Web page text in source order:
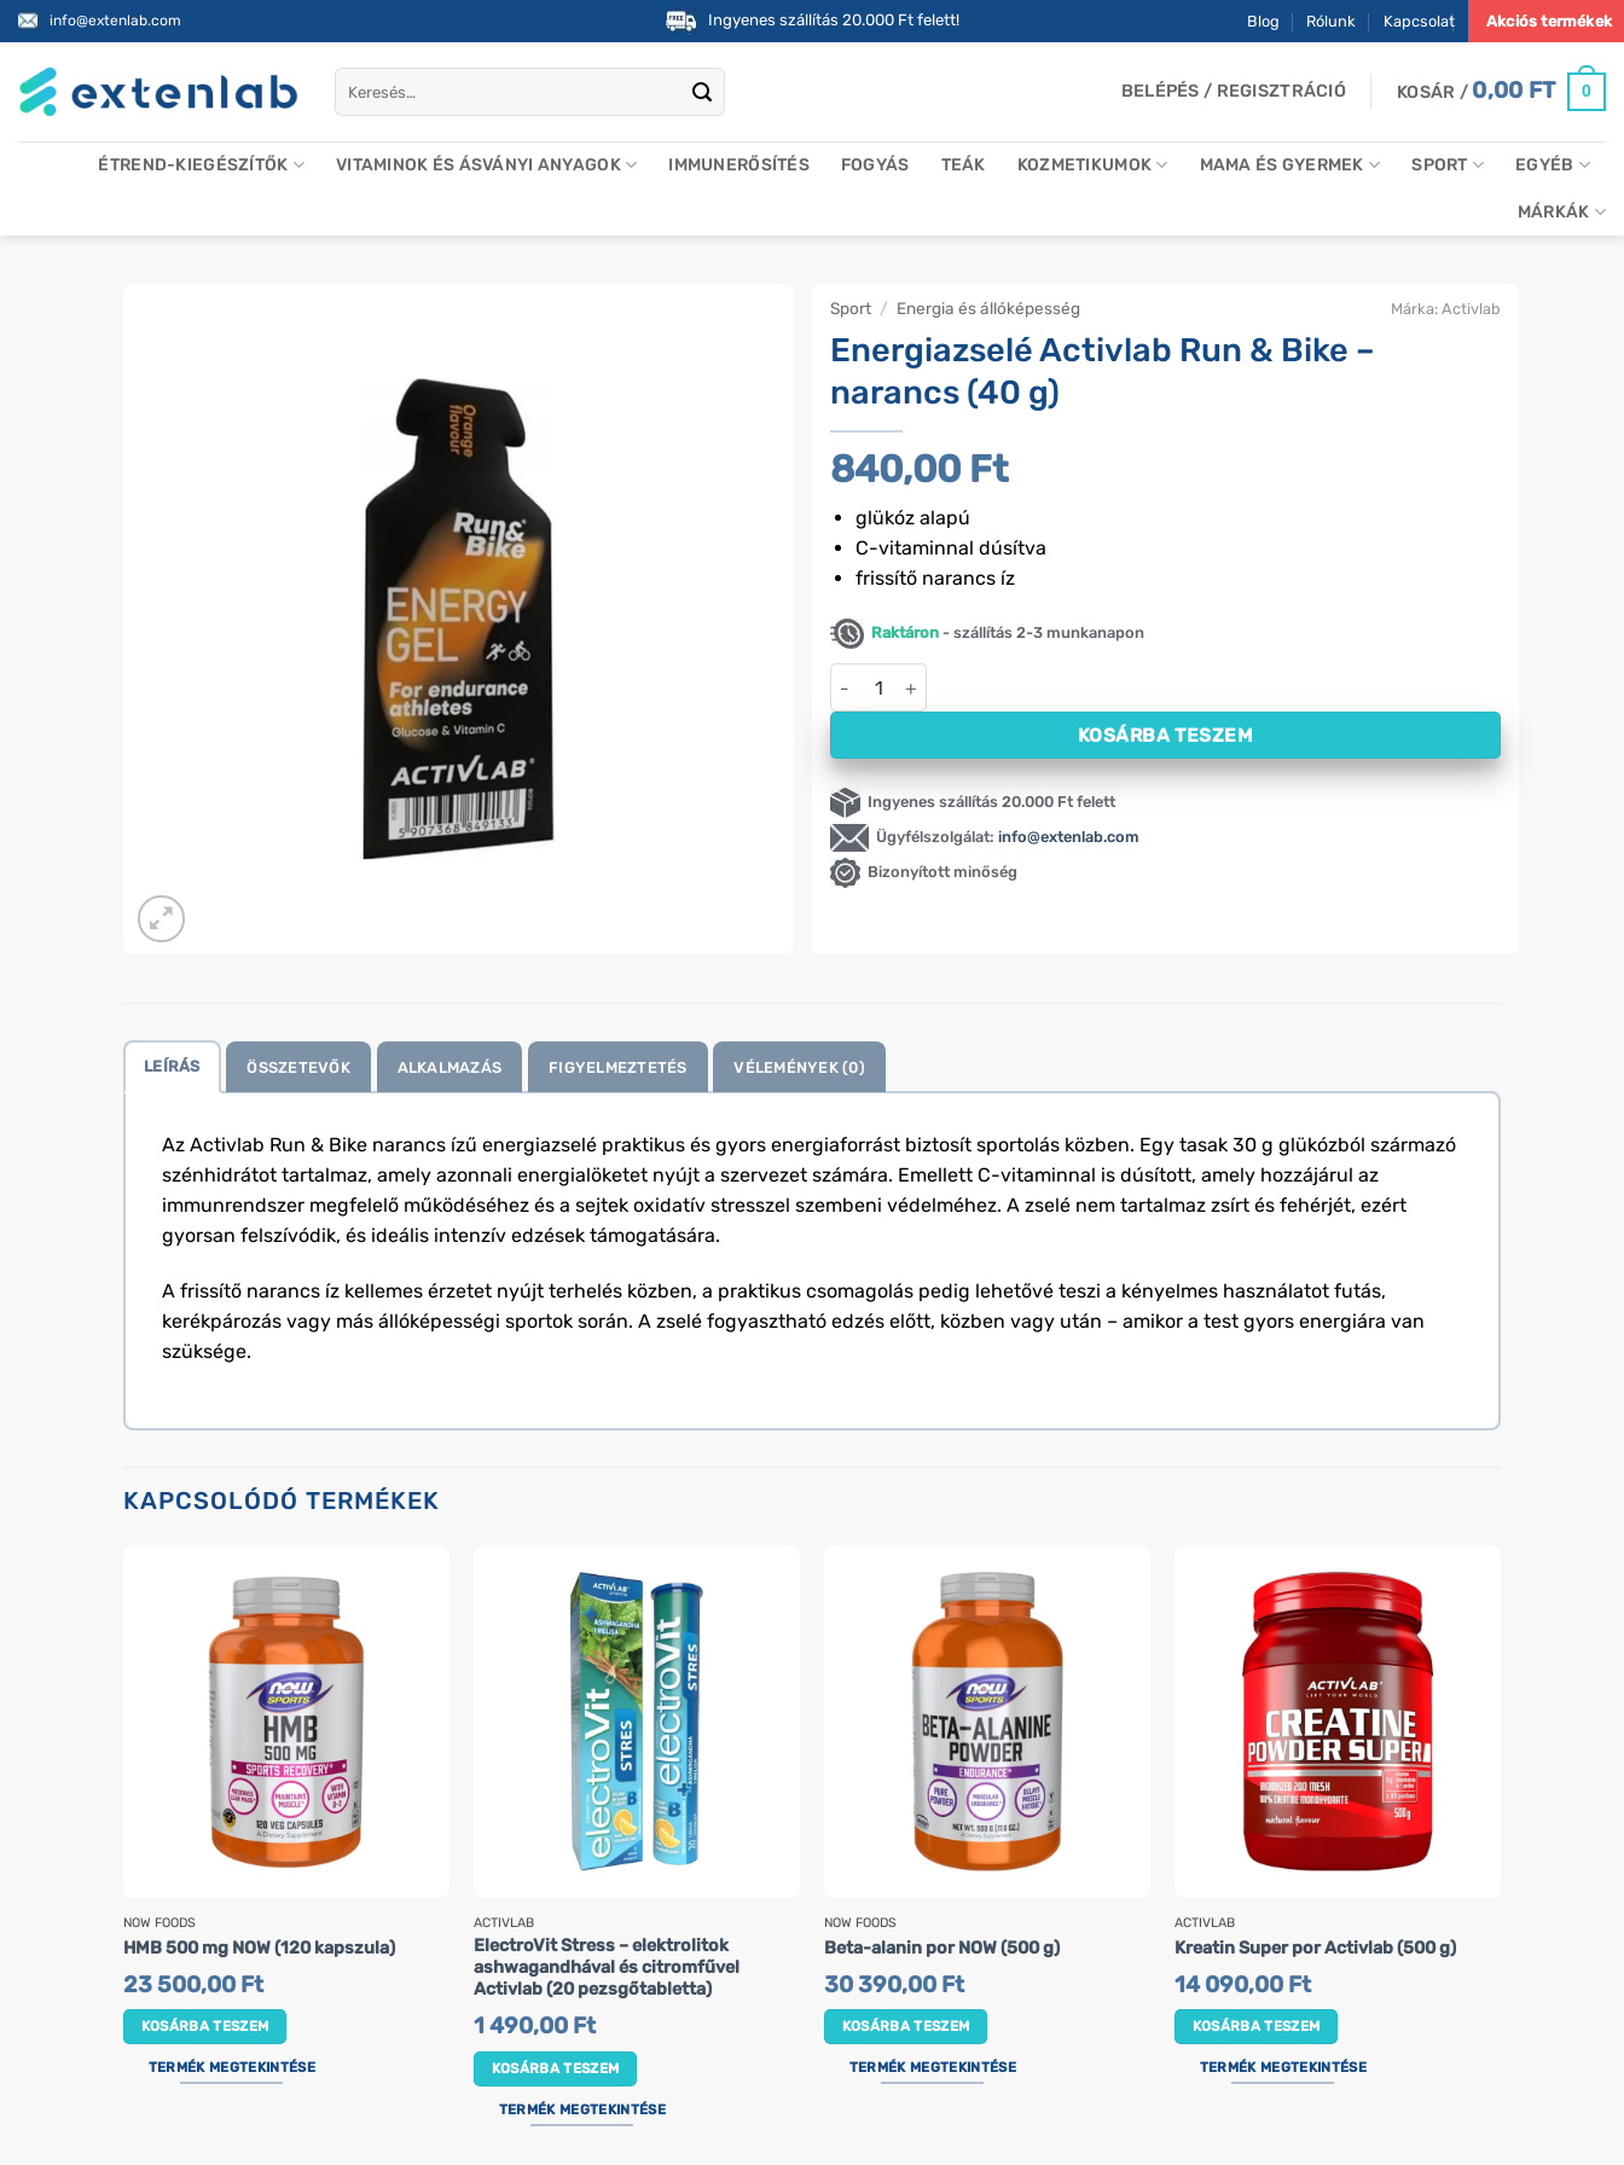
Skip
to
content
info@extenlab.com Ingyenes szállítás 20.000 Ft felett! Blog Rólunk Kapcsolat Akciós termékek
BELÉPÉS / REGISZTRÁCIÓ KOSÁR / 0,00 FT 0
ÉTREND-KIEGÉSZÍTŐK VITAMINOK ÉS ÁSVÁNYI ANYAGOK IMMUNERŐSÍTÉS FOGYÁS TEÁK KOZMETIKUMOK MAMA ÉS GYERMEK SPORT EGYÉB
MÁRKÁK
Sport / Energia és állóképesség
Energiazselé Activlab Run & Bike –
narancs (40 g)
840,00 Ft
glükóz alapú
C-vitaminnal dúsítva
frissítő narancs íz
Raktáron - szállítás 2-3 munkanapon
Energiazselé Activlab Run & Bike – narancs (40 g) mennyiség
KOSÁRBA TESZEM
Ingyenes szállítás 20.000 Ft felett
Ügyfélszolgálat: info@extenlab.com
Bizonyított minőség
Márka: Activlab
LEÍRÁS ÖSSZETEVŐK ALKALMAZÁS FIGYELMEZTETÉS VÉLEMÉNYEK (0)
Az Activlab Run & Bike narancs ízű energiazselé praktikus és gyors energiaforrást biztosít sportolás közben. Egy tasak 30 g glükózból származó
szénhidrátot tartalmaz, amely azonnali energialöketet nyújt a szervezet számára. Emellett C-vitaminnal is dúsított, amely hozzájárul az
immunrendszer megfelelő működéséhez és a sejtek oxidatív stresszel szembeni védelméhez. A zselé nem tartalmaz zsírt és fehérjét, ezért
gyorsan felszívódik, és ideális intenzív edzések támogatására.
A frissítő narancs íz kellemes érzetet nyújt terhelés közben, a praktikus csomagolás pedig lehetővé teszi a kényelmes használatot futás,
kerékpározás vagy más állóképességi sportok során. A zselé fogyasztható edzés előtt, közben vagy után – amikor a test gyors energiára van
szüksége.
KAPCSOLÓDÓ TERMÉKEK
NOW FOODS
HMB 500 mg NOW (120 kapszula)
23 500,00 Ft
KOSÁRBA TESZEM
TERMÉK MEGTEKINTÉSE
ACTIVLAB
ElectroVit Stress – elektrolitok
ashwagandhával és citromfűvel
Activlab (20 pezsgőtabletta)
1 490,00 Ft
KOSÁRBA TESZEM
TERMÉK MEGTEKINTÉSE
NOW FOODS
Beta-alanin por NOW (500 g)
30 390,00 Ft
KOSÁRBA TESZEM
TERMÉK MEGTEKINTÉSE
ACTIVLAB
Kreatin Super por Activlab (500 g)
14 090,00 Ft
KOSÁRBA TESZEM
TERMÉK MEGTEKINTÉSE